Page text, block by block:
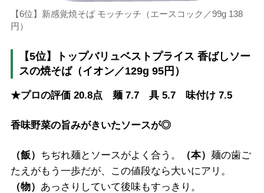
【6位】新感覚焼そば モッチッチ（エースコック／99g 138
円）
【5位】トップバリュベストプライス 香ばしソー
スの焼そば（イオン／129g 95円）
★プロの評価 20.8点 麺 7.7 具 5.7 味付け 7.5
香味野菜の旨みがきいたソースが◎
（飯） ちぢれ麺とソースがよく合う。 （本） 麺の歯ご
たえがもう一歩だが、この値段なら大いにアリ。
（物） あっさりしていて後味もすっきり。